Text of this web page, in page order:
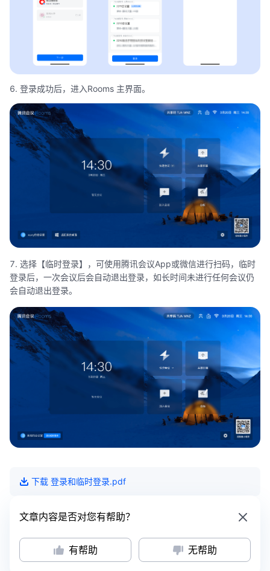
6. 登录成功后，进入Rooms 主界面。
7. 选择【临时登录】，可使用腾讯会议App或微信进行扫码，临时
登录后，一次会议后会自动退出登录，如长时间未进行任何会议仍
会自动退出登录。
下载 登录和临时登录.pdf
文章内容是否对您有帮助？
有帮助 无帮助